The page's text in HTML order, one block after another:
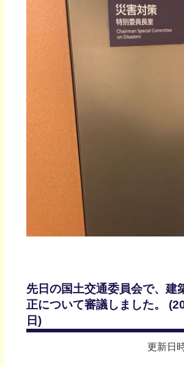
先日の国土交通委員会で、建
正について審議しました。
日)
更新日